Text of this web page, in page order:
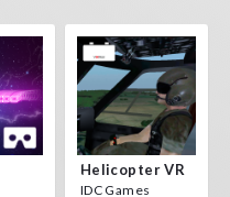
Helicopter VR
IDC Games